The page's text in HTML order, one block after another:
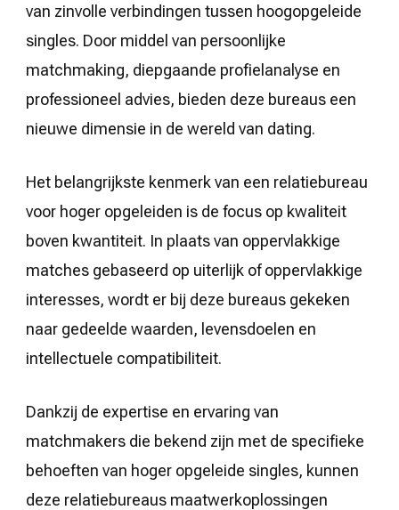
van zinvolle verbindingen tussen hoogopgeleide
singles. Door middel van persoonlijke
matchmaking, diepgaande profielanalyse en
professioneel advies, bieden deze bureaus een
nieuwe dimensie in de wereld van dating.
Het belangrijkste kenmerk van een relatiebureau
voor hoger opgeleiden is de focus op kwaliteit
boven kwantiteit. In plaats van oppervlakkige
matches gebaseerd op uiterlijk of oppervlakkige
interesses, wordt er bij deze bureaus gekeken
naar gedeelde waarden, levensdoelen en
intellectuele compatibiliteit.
Dankzij de expertise en ervaring van
matchmakers die bekend zijn met de specifieke
behoeften van hoger opgeleide singles, kunnen
deze relatiebureaus maatwerkoplossingen